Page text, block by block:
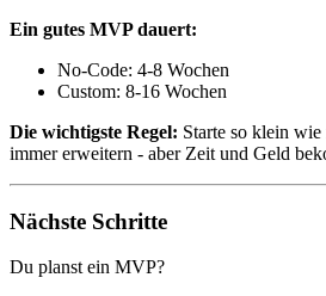
Ein gutes MVP dauert:
No-Code: 4-8 Wochen
Custom: 8-16 Wochen
Die wichtigste Regel: Starte so klein
immer erweitern - aber Zeit und Geld
Nächste Schritte
Du planst ein MVP?